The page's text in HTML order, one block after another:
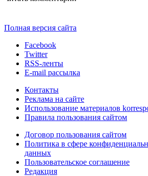
Полная версия сайта
Facebook
Twitter
RSS-ленты
E-mail рассылка
Контакты
Реклама на сайте
Использование материалов
Правила пользования сайтом
Договор пользования сайтом
Политика в сфере
данных
Пользовательское соглашение
Редакция